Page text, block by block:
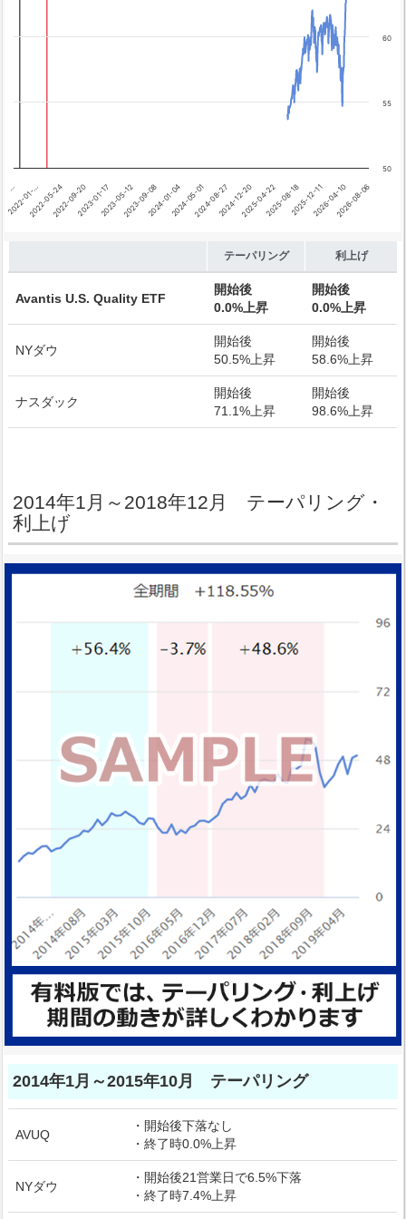
…
2022-01-…2022-05-242022-09-202023-01-172023-05-122023-09-082024-01-042024-05-012024-08-272024-12-202025-04-222025-08-182025-12-112026-04-102026-08-06
50
55
60
テーパリング 利上げ
Avantis U.S. Quality ETF
開始後
0.0%上昇
開始後
0.0%上昇
NYダウ
開始後
50.5%上昇
開始後
58.6%上昇
ナスダック
開始後
71.1%上昇
開始後
98.6%上昇
2014年1月～2018年12月 テーパリング・
利上げ
2014年1月～2015年10月 テーパリング
AVUQ
・開始後下落なし
・終了時0.0%上昇
NYダウ
・開始後21営業日で6.5%下落
・終了時7.4%上昇